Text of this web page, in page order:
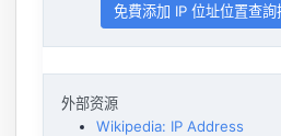
免費添加 IP 位址位置查
外部资源
Wikipedia: IP Address